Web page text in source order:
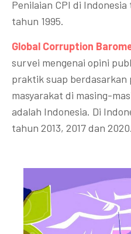
Penilaian CPI di
tahun 1995.
Global Corruption
survei mengenai opini
praktik suap berdasarkan
masyarakat di masing-
adalah Indonesia. Di
tahun 2013, 2017 dan 2020.